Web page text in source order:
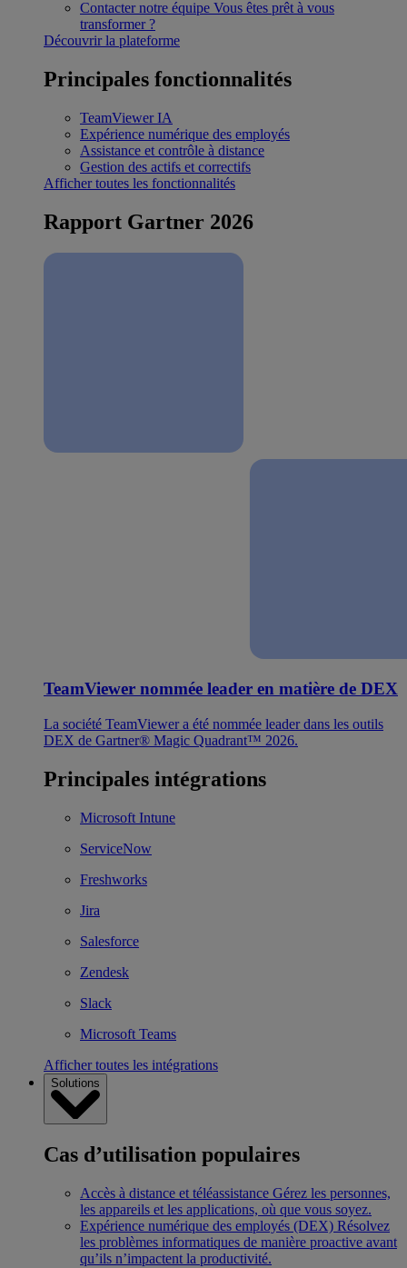
Contacter notre équipe Vous êtes prêt à vous
transformer ?
Découvrir la plateforme
Principales fonctionnalités
TeamViewer IA
Expérience numérique des employés
Assistance et contrôle à distance
Gestion des actifs et correctifs
Afficher toutes les fonctionnalités
Rapport Gartner 2026
TeamViewer nommée leader en matière de DEX
La société TeamViewer a été nommée leader dans les outils
DEX de Gartner® Magic Quadrant™ 2026.
Principales intégrations
Microsoft Intune
ServiceNow
Freshworks
Jira
Salesforce
Zendesk
Slack
Microsoft Teams
Afficher toutes les intégrations
Solutions
Cas d’utilisation populaires
Accès à distance et téléassistance Gérez les personnes,
les appareils et les applications, où que vous soyez.
Expérience numérique des employés (DEX) Résolvez
les problèmes informatiques de manière proactive avant
qu’ils n’impactent la productivité.